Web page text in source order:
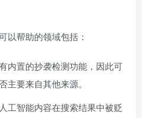
以帮助的领域包括：
内置的抄袭检测功能，因此可
主要来自其他来源。
工智能内容在搜索结果中被贬